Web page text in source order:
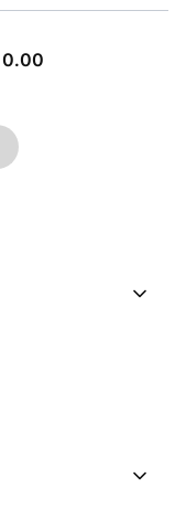
0.00